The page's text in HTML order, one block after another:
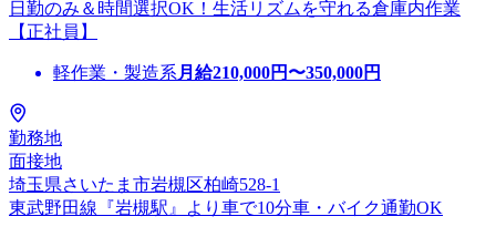
日勤のみ＆時間選択OK！生活リズムを守れる倉庫内作業
【正社員】
軽作業・製造系 月給210,000円〜350,000円
勤務地
面接地
埼玉県さいたま市岩槻区柏崎528-1
東武野田線『岩槻駅』より車で10分車・バイク通勤OK